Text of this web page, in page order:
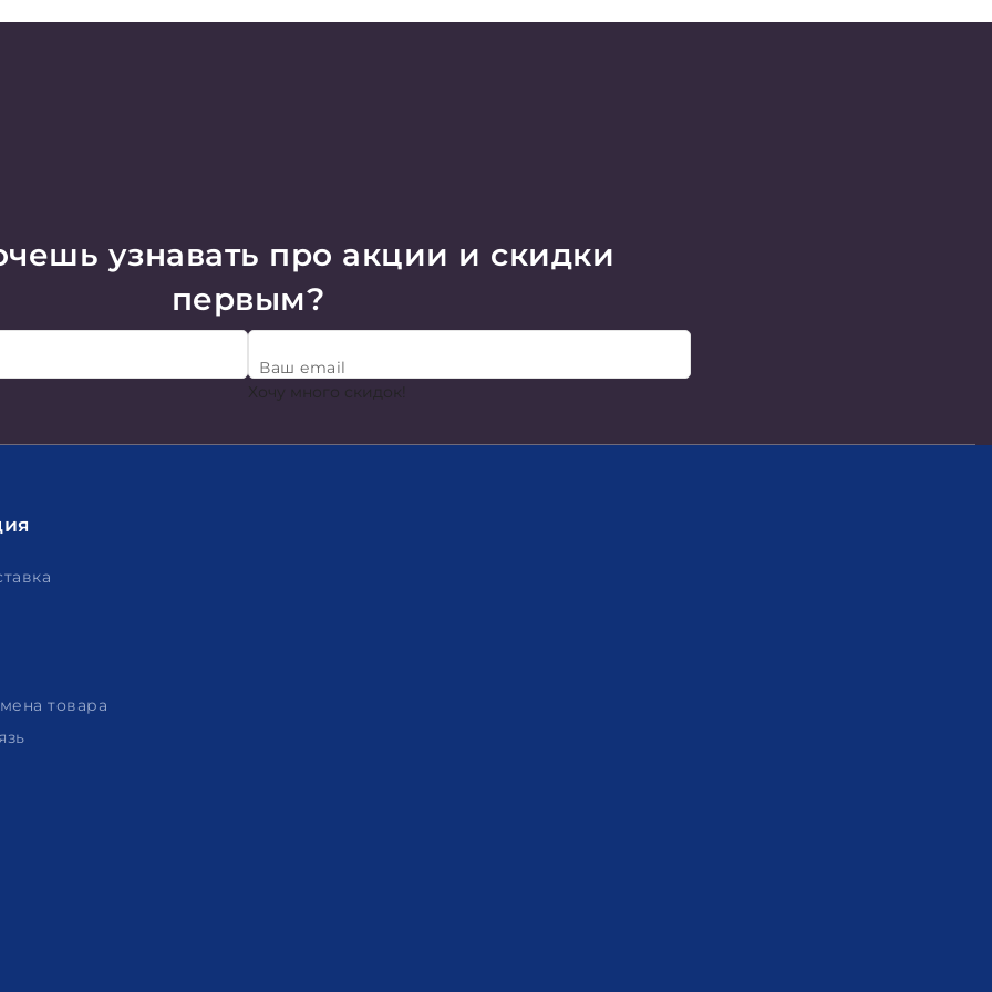
узнавать про акции и скидки
первым?
Ваш email
Хочу много скидок!
товара